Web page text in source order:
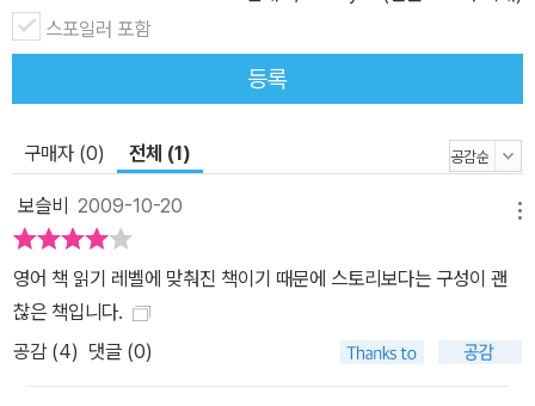
스포일러 포함
등록
구매자 (0) 전체 (1)
보슬비 2009-10-20
영어 책 읽기 레벨에 맞춰진 책이기 때문에 스토리보다는 구성이 괜
찮은 책입니다.
공감 (4) 댓글 (0)